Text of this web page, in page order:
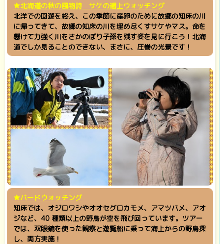
★北海道の秋の風物詩 サケの遡上ウォッチング
北洋での回遊を終え、この季節に産卵のために故郷の知床の川
に帰ってきて、故郷の知床の川を埋め尽くすサケやマス。命を
懸けて力強く川をさかのぼり子孫を残す姿を見に行こう！北海
道でしか見ることのできない、まさに、圧巻の光景です！
★バードウォッチング
知床では、オジロワシやオオセグロカモメ、アマツバメ、アオ
ジなど、40 種類以上の野鳥が空を飛び回っています。ツアー
では、双眼鏡を使った観察と遊覧船に乗って海上からの野鳥探
し、両方実施！